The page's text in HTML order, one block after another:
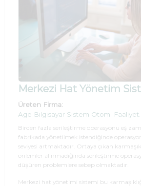
Merkezi Hat Yönetim
Üreten Firma:
Age Bilgisayar Sistem Otom.
Birden fazla serileştirme operasyonu eş
fabrikada yönetilmek istendiğinde
seviyesi artmaktadır. Ortaya çıkan
önlemler alınmadığında serileştirme
düşüren problemlere sebep olmaktadır.
Merkezi hat yönetimi sistemi bu